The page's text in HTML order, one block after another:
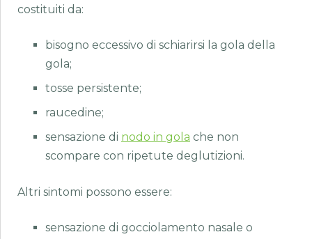
costituiti da:
bisogno eccessivo di schiarirsi la gola della
gola;
tosse persistente;
raucedine;
sensazione di nodo in gola che non
scompare con ripetute deglutizioni.
Altri sintomi possono essere:
sensazione di gocciolamento nasale o